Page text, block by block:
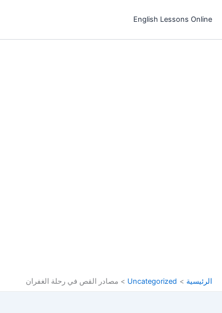
إلىEnglish Lessons Online
الرئيسية Uncategorized مصادر القص في رحلة الغفران